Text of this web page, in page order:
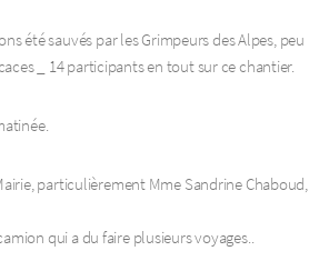
été sauvés par les Grimpeurs des Alpes, peu
_ 14 participants en tout sur ce chantier.
particulièrement Mme Sandrine Chaboud,
qui a du faire plusieurs voyages..